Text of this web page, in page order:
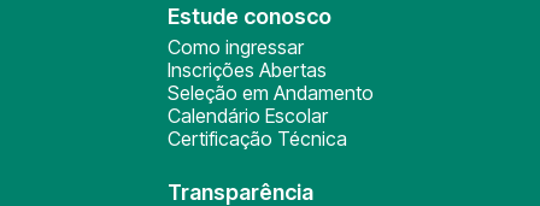
Estude conosco
Como ingressar
Inscrições Abertas
Seleção em Andamento
Calendário Escolar
Certificação Técnica
Transparência